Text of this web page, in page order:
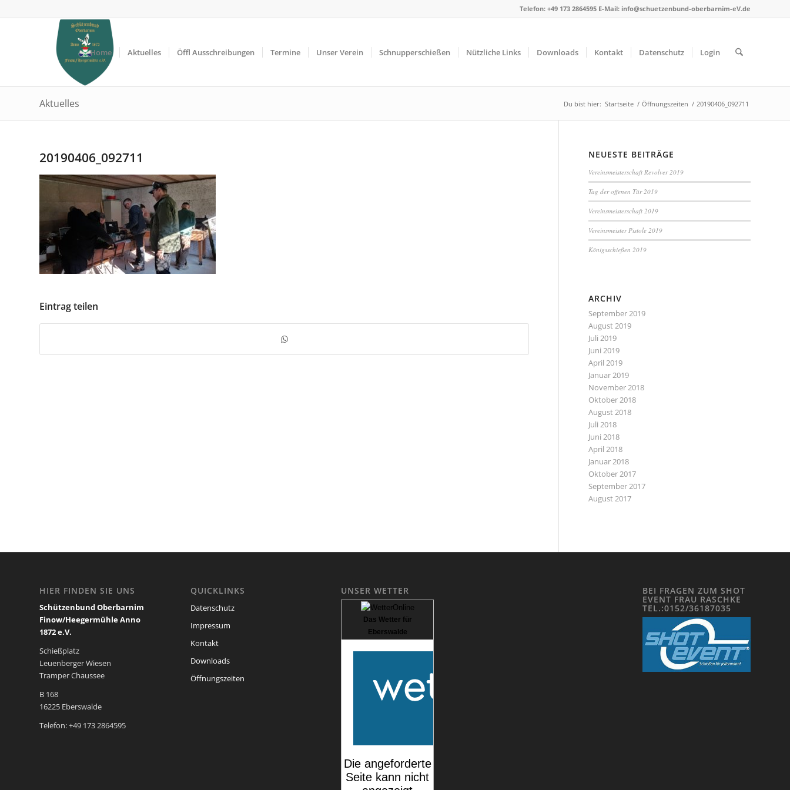
Telefon: +49 173 2864595 E-Mail: info@schuetzenbund-oberbarnim-eV.de
Home Aktuelles Öffl Ausschreibungen Termine Unser Verein Schnupperschießen Nützliche Links Downloads Kontakt Datenschutz Login
Aktuelles Du bist hier: Startseite / Öffnungszeiten / 20190406_092711
20190406_092711
Eintrag teilen
NEUESTE BEITRÄGE
Vereinsmeisterschaft Revolver 2019
Tag der offenen Tür 2019
Vereinsmeisterschaft 2019
Vereinsmeister Pistole 2019
Königsschießen 2019
ARCHIV
September 2019
August 2019
Juli 2019
Juni 2019
April 2019
Januar 2019
November 2018
Oktober 2018
August 2018
Juli 2018
Juni 2018
April 2018
Januar 2018
Oktober 2017
September 2017
August 2017
HIER FINDEN SIE UNS
Schützenbund Oberbarnim
Finow/Heegermühle Anno
1872 e.V.
Schießplatz
Leuenberger Wiesen
Tramper Chaussee
B 168
16225 Eberswalde
Telefon: +49 173 2864595
QUICKLINKS
Datenschutz
Impressum
Kontakt
Downloads
Öffnungszeiten
UNSER WETTER
Das Wetter für
Eberswalde
BEI FRAGEN ZUM SHOT
EVENT FRAU RASCHKE
TEL.:0152/36187035